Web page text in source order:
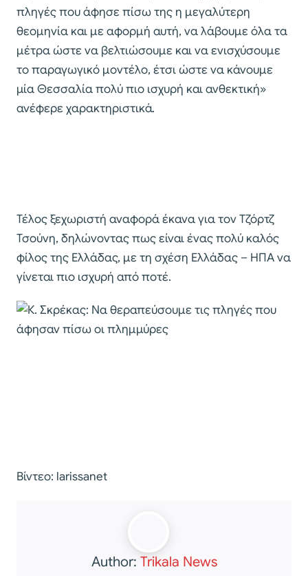
πληγές που άφησε πίσω της η μεγαλύτερη
θεομηνία και με αφορμή αυτή, να λάβουμε όλα τα
μέτρα ώστε να βελτιώσουμε και να ενισχύσουμε
το παραγωγικό μοντέλο, έτσι ώστε να κάνουμε
μία Θεσσαλία πολύ πιο ισχυρή και ανθεκτική»
ανέφερε χαρακτηριστικά.
Τέλος ξεχωριστή αναφορά έκανα για τον Τζόρτζ
Τσούνη, δηλώνοντας πως είναι ένας πολύ καλός
φίλος της Ελλάδας, με τη σχέση Ελλάδας – ΗΠΑ να
γίνεται πιο ισχυρή από ποτέ.
Βίντεο: larissanet
Author: Trikala News